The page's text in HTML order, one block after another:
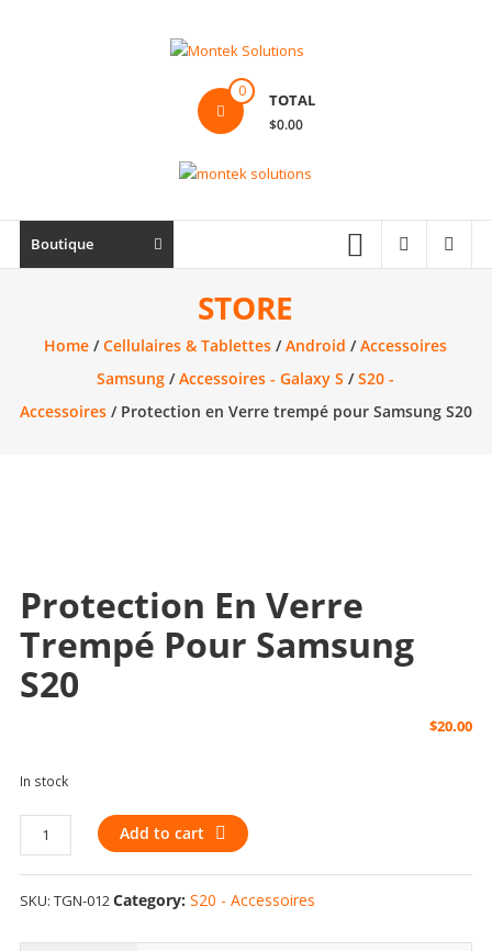
Ordinateur,
électronique
0 TOTAL
$0.00
Boutique
STORE
Home /Cellulaires & Tablettes /Android /Accessoires
Samsung /Accessoires - Galaxy S /S20 -
Accessoires/ Protection en Verre trempé pour Samsung S20
Protection En Verre
Trempé Pour Samsung
S20
$20.00
In stock
Protection
en
Verre
trempé
Add to cart
SKU: TGN-012Category: S20 - Accessoires